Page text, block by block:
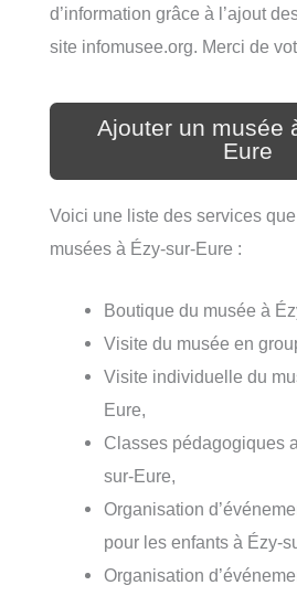
d’information grâce à l’ajout
site infomusee.org. Merci de
Ajouter un musée
Eure
Voici une liste des services
musées à Ézy-sur-Eure :
Boutique du musée à
Visite du musée en
Visite individuelle du
Eure,
Classes pédagogiques
sur-Eure,
Organisation
pour les enfants à Ézy-
Organisation